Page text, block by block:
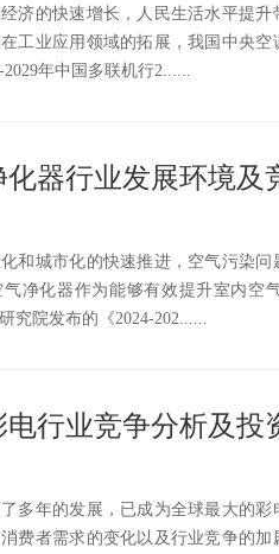
济的快速增长，人民生活水平提
工业应用领域的拓展，我国中央
年中国多联机行2......
器行业发展环境及
和城市化的快速推进，空气污染
净化器作为能够有效提升室内空
究院发布的《2024-202......
电行业竞争分析及投
多年的发展，已成为全球最大的
费者需求的变化以及行业竞争的